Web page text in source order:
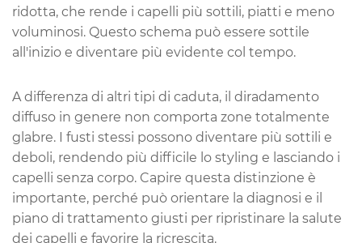
ridotta, che rende i capelli più sottili, piatti e meno
voluminosi. Questo schema può essere sottile
all'inizio e diventare più evidente col tempo.
A differenza di altri tipi di caduta, il diradamento
diffuso in genere non comporta zone totalmente
glabre. I fusti stessi possono diventare più sottili e
deboli, rendendo più difficile lo styling e lasciando i
capelli senza corpo. Capire questa distinzione è
importante, perché può orientare la diagnosi e il
piano di trattamento giusti per ripristinare la salute
dei capelli e favorire la ricrescita.